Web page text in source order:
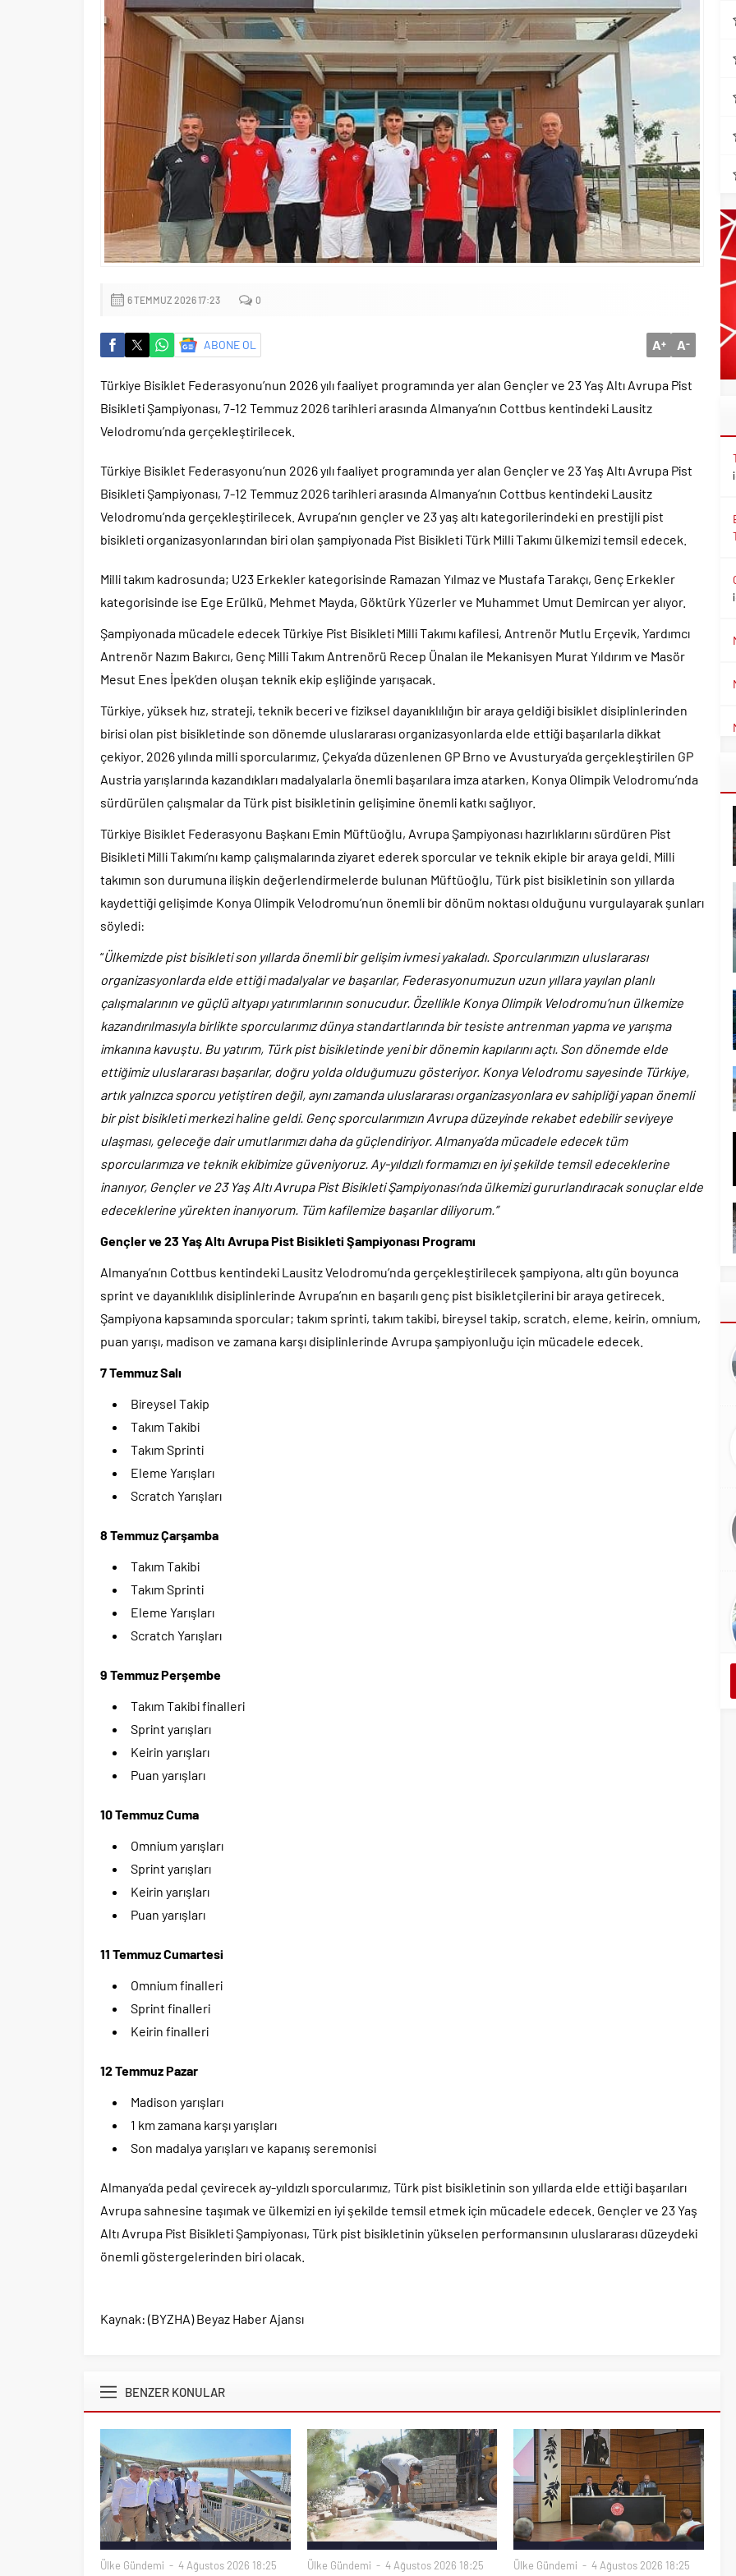
6 TEMMUZ 2026 17:23 0
ABONE OL A+ A-
Türkiye Bisiklet Federasyonu’nun 2026 yılı faaliyet programında yer alan Gençler ve 23 Yaş Altı Avrupa Pist
Bisikleti Şampiyonası, 7-12 Temmuz 2026 tarihleri arasında Almanya’nın Cottbus kentindeki Lausitz
Velodromu’nda gerçekleştirilecek.
Türkiye Bisiklet Federasyonu’nun 2026 yılı faaliyet programında yer alan Gençler ve 23 Yaş Altı Avrupa Pist
Bisikleti Şampiyonası, 7-12 Temmuz 2026 tarihleri arasında Almanya’nın Cottbus kentindeki Lausitz
Velodromu’nda gerçekleştirilecek. Avrupa’nın gençler ve 23 yaş altı kategorilerindeki en prestijli pist
bisikleti organizasyonlarından biri olan şampiyonada Pist Bisikleti Türk Milli Takımı ülkemizi temsil edecek.
Milli takım kadrosunda; U23 Erkekler kategorisinde Ramazan Yılmaz ve Mustafa Tarakçı, Genç Erkekler
kategorisinde ise Ege Erülkü, Mehmet Mayda, Göktürk Yüzerler ve Muhammet Umut Demircan yer alıyor.
Şampiyonada mücadele edecek Türkiye Pist Bisikleti Milli Takımı kafilesi, Antrenör Mutlu Erçevik, Yardımcı
Antrenör Nazım Bakırcı, Genç Milli Takım Antrenörü Recep Ünalan ile Mekanisyen Murat Yıldırım ve Masör
Mesut Enes İpek’den oluşan teknik ekip eşliğinde yarışacak.
Türkiye, yüksek hız, strateji, teknik beceri ve fiziksel dayanıklılığın bir araya geldiği bisiklet disiplinlerinden
birisi olan pist bisikletinde son dönemde uluslararası organizasyonlarda elde ettiği başarılarla dikkat
çekiyor. 2026 yılında milli sporcularımız, Çekya’da düzenlenen GP Brno ve Avusturya’da gerçekleştirilen GP
Austria yarışlarında kazandıkları madalyalarla önemli başarılara imza atarken, Konya Olimpik Velodromu’nda
sürdürülen çalışmalar da Türk pist bisikletinin gelişimine önemli katkı sağlıyor.
Türkiye Bisiklet Federasyonu Başkanı Emin Müftüoğlu, Avrupa Şampiyonası hazırlıklarını sürdüren Pist
Bisikleti Milli Takımı’nı kamp çalışmalarında ziyaret ederek sporcular ve teknik ekiple bir araya geldi. Milli
takımın son durumuna ilişkin değerlendirmelerde bulunan Müftüoğlu, Türk pist bisikletinin son yıllarda
kaydettiği gelişimde Konya Olimpik Velodromu’nun önemli bir dönüm noktası olduğunu vurgulayarak şunları
söyledi:
“Ülkemizde pist bisikleti son yıllarda önemli bir gelişim ivmesi yakaladı. Sporcularımızın uluslararası
organizasyonlarda elde ettiği madalyalar ve başarılar, Federasyonumuzun uzun yıllara yayılan planlı
çalışmalarının ve güçlü altyapı yatırımlarının sonucudur. Özellikle Konya Olimpik Velodromu’nun ülkemize
kazandırılmasıyla birlikte sporcularımız dünya standartlarında bir tesiste antrenman yapma ve yarışma
imkanına kavuştu. Bu yatırım, Türk pist bisikletinde yeni bir dönemin kapılarını açtı. Son dönemde elde
ettiğimiz uluslararası başarılar, doğru yolda olduğumuzu gösteriyor. Konya Velodromu sayesinde Türkiye,
artık yalnızca sporcu yetiştiren değil, aynı zamanda uluslararası organizasyonlara ev sahipliği yapan önemli
bir pist bisikleti merkezi haline geldi. Genç sporcularımızın Avrupa düzeyinde rekabet edebilir seviyeye
ulaşması, geleceğe dair umutlarımızı daha da güçlendiriyor. Almanya’da mücadele edecek tüm
sporcularımıza ve teknik ekibimize güveniyoruz. Ay-yıldızlı formamızı en iyi şekilde temsil edeceklerine
inanıyor, Gençler ve 23 Yaş Altı Avrupa Pist Bisikleti Şampiyonası’nda ülkemizi gururlandıracak sonuçlar elde
edeceklerine yürekten inanıyorum. Tüm kafilemize başarılar diliyorum.”
Gençler ve 23 Yaş Altı Avrupa Pist Bisikleti Şampiyonası Programı
Almanya’nın Cottbus kentindeki Lausitz Velodromu’nda gerçekleştirilecek şampiyona, altı gün boyunca
sprint ve dayanıklılık disiplinlerinde Avrupa’nın en başarılı genç pist bisikletçilerini bir araya getirecek.
Şampiyona kapsamında sporcular; takım sprinti, takım takibi, bireysel takip, scratch, eleme, keirin, omnium,
puan yarışı, madison ve zamana karşı disiplinlerinde Avrupa şampiyonluğu için mücadele edecek.
7 Temmuz Salı
Bireysel Takip
Takım Takibi
Takım Sprinti
Eleme Yarışları
Scratch Yarışları
8 Temmuz Çarşamba
Takım Takibi
Takım Sprinti
Eleme Yarışları
Scratch Yarışları
9 Temmuz Perşembe
Takım Takibi finalleri
Sprint yarışları
Keirin yarışları
Puan yarışları
10 Temmuz Cuma
Omnium yarışları
Sprint yarışları
Keirin yarışları
Puan yarışları
11 Temmuz Cumartesi
Omnium finalleri
Sprint finalleri
Keirin finalleri
12 Temmuz Pazar
Madison yarışları
1 km zamana karşı yarışları
Son madalya yarışları ve kapanış seremonisi
Almanya’da pedal çevirecek ay-yıldızlı sporcularımız, Türk pist bisikletinin son yıllarda elde ettiği başarıları
Avrupa sahnesine taşımak ve ülkemizi en iyi şekilde temsil etmek için mücadele edecek. Gençler ve 23 Yaş
Altı Avrupa Pist Bisikleti Şampiyonası, Türk pist bisikletinin yükselen performansının uluslararası düzeydeki
önemli göstergelerinden biri olacak.
Kaynak: (BYZHA) Beyaz Haber Ajansı
BENZER KONULAR
Ülke Gündemi 4 Ağustos 2026 18:25 Ülke Gündemi 4 Ağustos 2026 18:25 Ülke Gündemi 4 Ağustos 2026 18:25